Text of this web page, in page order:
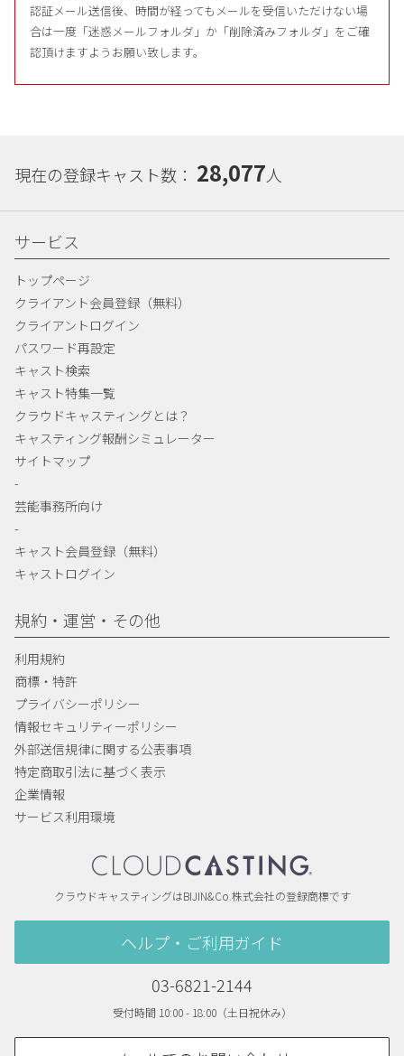
認証メール送信後、時間が経ってもメールを受信いただけない場
合は一度「迷惑メールフォルダ」か「削除済みフォルダ」をご確
認頂けますようお願い致します。
現在の登録キャスト数： 28,077人
サービス
トップページ
クライアント会員登録（無料）
クライアントログイン
パスワード再設定
キャスト検索
キャスト特集一覧
クラウドキャスティングとは？
キャスティング報酬シミュレーター
サイトマップ
-
芸能事務所向け
-
キャスト会員登録（無料）
キャストログイン
規約・運営・その他
利用規約
商標・特許
プライバシーポリシー
情報セキュリティーポリシー
外部送信規律に関する公表事項
特定商取引法に基づく表示
企業情報
サービス利用環境
クラウドキャスティングはBIJIN&Co.株式会社の登録商標です
ヘルプ・ご利用ガイド
03-6821-2144
受付時間 10:00 - 18:00（土日祝休み）